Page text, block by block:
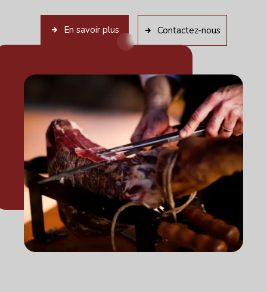
En savoir plus Contactez-nous